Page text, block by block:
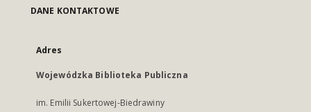
DANE KONTAKTOWE
Adres
Wojewódzka Biblioteka Publiczna
im. Emilii Sukertowej-Biedrawiny